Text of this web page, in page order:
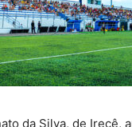
da Silva, de Irecê,